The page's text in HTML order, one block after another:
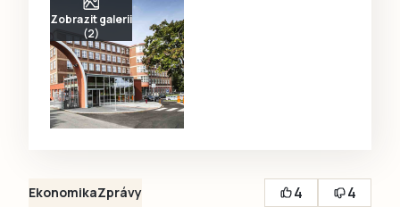
Zobrazit galerii
(2)
EkonomikaZprávy 4
4